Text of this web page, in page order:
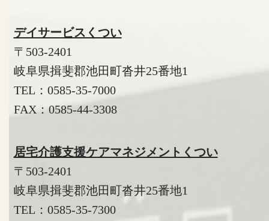
デイサービスくつい
〒503-2401
岐阜県揖斐郡池田町沓井25番地1
TEL： 0585-35-7000
FAX：0585-44-3308
居宅介護支援ケアマネジメントくつい
〒503-2401
岐阜県揖斐郡池田町沓井25番地1
TEL： 0585-35-7300